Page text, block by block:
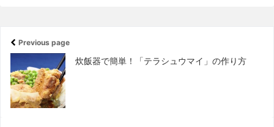
Previous page
炊飯器で簡単！「テラシュウマイ」の作り方